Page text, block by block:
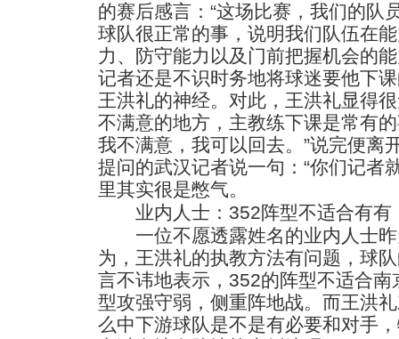
的赛后感言：“这场比赛，我们的队
球队很正常的事，说明我们队伍在
力、防守能力以及门前把握机会的
记者还是不识时务地将球迷要他下
王洪礼的神经。对此，王洪礼显得
不满意的地方，主教练下课是常有
我不满意，我可以回去。”说完便离
提问的武汉记者说一句：“你们记者
里其实很是憋气。
业内人士：352阵型不适合有有
一位不愿透露姓名的业内人士昨
为，王洪礼的执教方法有问题，球
言不讳地表示，352的阵型不适合
型攻强守弱，侧重阵地战。而王洪
么中下游球队是不是有必要和对手